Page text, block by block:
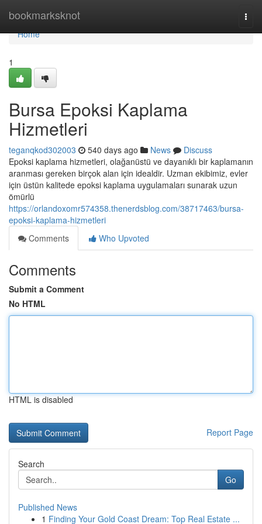
bookmarksknot
Home
Home
1
Bursa Epoksi Kaplama
Hizmetleri
teganqkod302003 540 days ago News
Discuss
Epoksi kaplama hizmetleri, olağanüstü ve dayanıklı bir kaplamanın
aranması gereken birçok alan için idealdir. Uzman ekibimiz, evler
için üstün kalitede epoksi kaplama uygulamaları sunarak uzun
ömürlü
https://orlandoxomr574358.thenerdsblog.com/38717463/bursa-
epoksi-kaplama-hizmetleri
Comments
Who Upvoted
Comments
Submit a Comment
No HTML
HTML is disabled
Report Page
Search
Go
Published News
1 Finding Your Gold Coast Dream: Top Real Estate ...